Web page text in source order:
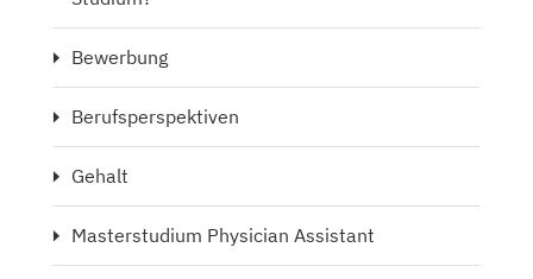
Bewerbung
Berufsperspektiven
Gehalt
Masterstudium Physician Assistant